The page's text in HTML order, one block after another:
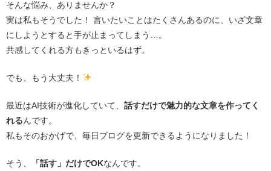
そんな悩み、ありませんか？
実は私もそうでした！ 言いたいことはたくさんあるのに、いざ文章
にしようとすると手が止まってしまう…。
共感してくれる方もきっといるはず。
でも、もう大丈夫！
最近はAI技術が進化していて、 話すだけで魅力的な文章を作ってく
れるんです。
私もそのおかげで、毎日ブログを更新できるようになりました！
そう、 「話す」だけでOKなんです。